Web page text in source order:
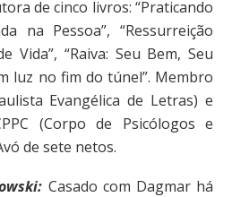
de cinco livros: “Praticando
na Pessoa”, “Ressurreição
Vida”, “Raiva: Seu Bem, Seu
luz no fim do túnel”. Membro
Evangélica de Letras) e
(Corpo de Psicólogos e
de sete netos.
Casado com Dagmar há